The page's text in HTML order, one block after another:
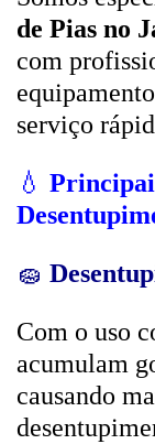
de Pias no
com
serviço
💧
🧽
Com o uso
acumulam
causando